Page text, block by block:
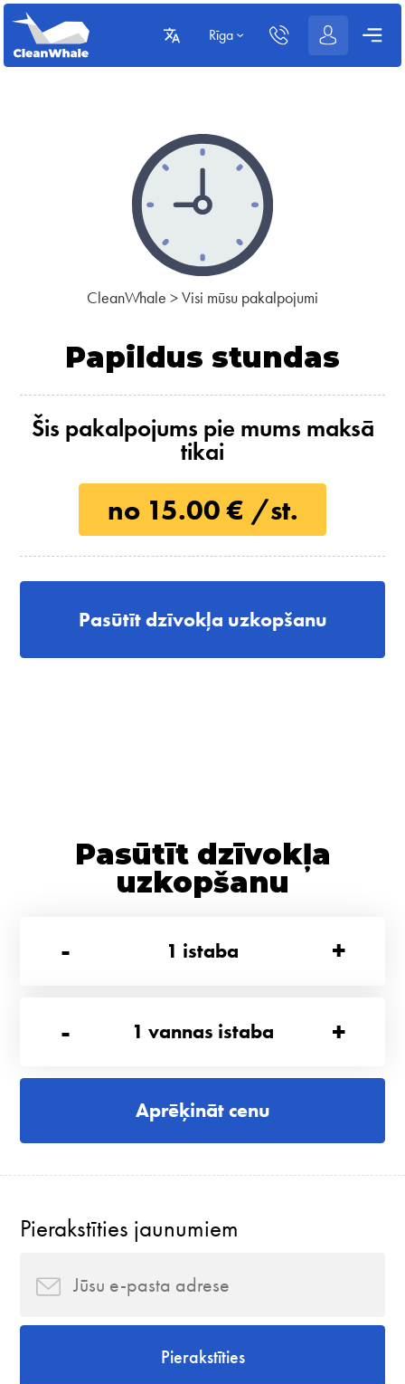
Rīga
CleanWhale >Visi mūsu pakalpojumi
Papildus stundas
Šis pakalpojums pie mums maksā
tikai
no 15.00 € /st.
Pasūtīt dzīvokļa uzkopšanu
Pasūtīt dzīvokļa
uzkopšanu
-
1 istaba +
- 1 vannas istaba +
Aprēķināt cenu
Pierakstīties jaunumiem
Pierakstīties